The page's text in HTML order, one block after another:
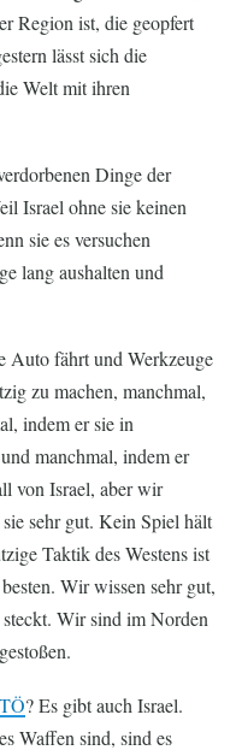
Region ist, die geopfert
lässt sich die
Welt mit ihren
Dinge der
Israel ohne sie keinen
sie es versuchen
lang aushalten und
Auto fährt und Werkzeuge
zu machen, manchmal,
indem er sie in
manchmal, indem er
von Israel, aber wir
sehr gut. Kein Spiel hält
Taktik des Westens ist
Wir wissen sehr gut,
Wir sind im Norden
? Es gibt auch Israel.
Waffen sind, sind es